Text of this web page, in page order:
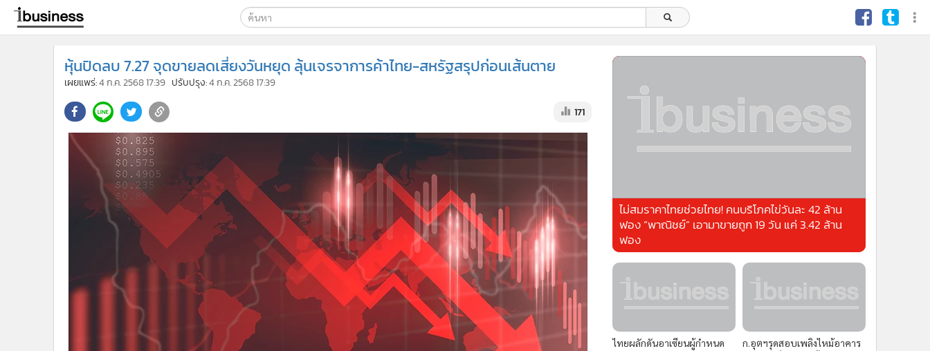
ค้นหา
Google
ค้นหาขั้นสูง
หุ้นปิดลบ 7.27 จุดขายลดเสี่ยงวันหยุด ลุ้นเจรจาการค้าไทย-สหรัฐสรุปก่อนเส้นตาย
เผยแพร่:4 ก.ค. 2568 17:39 ปรับปรุง:4 ก.ค. 2568 17:39
171
ไม่สมราคาไทยช่วยไทย! คนบริโภคไข่วันละ 42 ล้าน
ฟอง “พาณิชย์” เอามาขายถูก 19 วัน แค่ 3.42 ล้าน
ฟอง
ไทยผลักดันอาเซียนผู้กำหนด
ก.อุตฯรุดสอบเพลิงไหม้อาคาร